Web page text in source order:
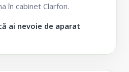
în cabinet Clarfon.
ai nevoie de aparat